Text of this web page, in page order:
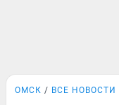
ОМСК ВСЕ НОВОСТИ